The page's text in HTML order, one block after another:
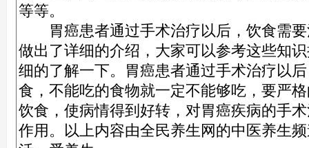
等等。
胃癌患者通过手术治疗以后，饮食需要
做出了详细的介绍，大家可以参考这些知
细的了解一下。胃癌患者通过手术治疗以
食，不能吃的食物就一定不能够吃，要严
饮食，使病情得到好转，对胃癌疾病的手
作用。以上内容由全民养生网的中医养生